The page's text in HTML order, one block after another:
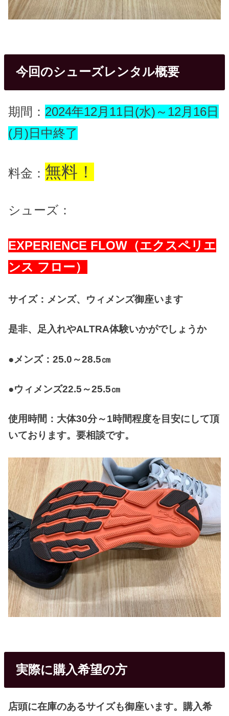
今回のシューズレンタル概要
期間： 2024年12月11日(水)～12月16日
(月)日中終了
料金： 無料！
シューズ：
EXPERIENCE FLOW（エクスペリエ
ンス フロー）
サイズ：メンズ、ウィメンズ御座います
是非、足入れやALTRA体験いかがでしょうか
●メンズ：25.0～28.5㎝
●ウィメンズ22.5～25.5㎝
使用時間：大体30分～1時間程度を目安にして頂
いております。要相談です。
実際に購入希望の方
店頭に在庫のあるサイズも御座います。購入希